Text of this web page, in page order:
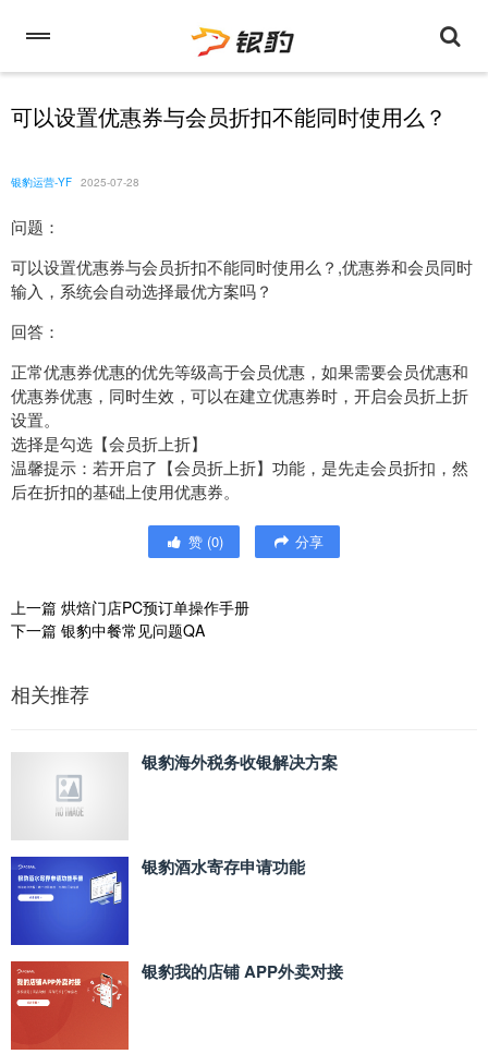
可以设置优惠券与会员折扣不能同时使用么？
银豹运营-YF 2025-07-28
问题：
可以设置优惠券与会员折扣不能同时使用么？,优惠券和会员同时
输入，系统会自动选择最优方案吗？
回答：
正常优惠券优惠的优先等级高于会员优惠，如果需要会员优惠和
优惠券优惠，同时生效，可以在建立优惠券时，开启会员折上折
设置。
选择是勾选【会员折上折】
温馨提示：若开启了【会员折上折】功能，是先走会员折扣，然
后在折扣的基础上使用优惠券。
赞 (0) 分享
上一篇 烘焙门店PC预订单操作手册
下一篇 银豹中餐常见问题QA
相关推荐
银豹海外税务收银解决方案
银豹酒水寄存申请功能
银豹我的店铺 APP外卖对接